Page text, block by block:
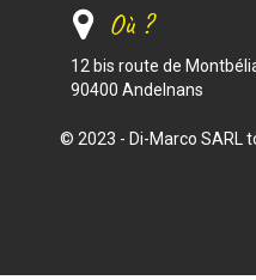
Où ?
12 bis route de
90400 Andelnans
© 2023 - Di-Marco SARL